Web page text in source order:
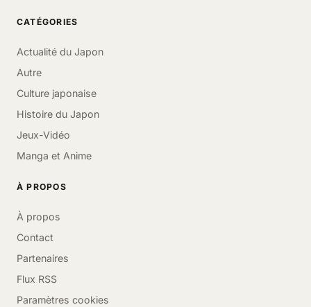
CATÉGORIES
Actualité du Japon
Autre
Culture japonaise
Histoire du Japon
Jeux-Vidéo
Manga et Anime
À PROPOS
À propos
Contact
Partenaires
Flux RSS
Paramètres cookies